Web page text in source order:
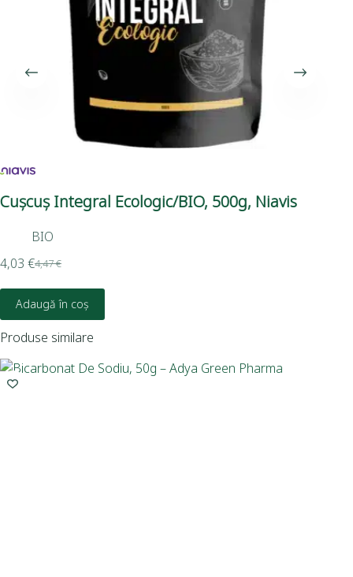
Cușcuș Integral Ecologic/BIO, 500g, Niavis
BIO
4,47€
4,03 €
Adaugă în coș
Produse similare